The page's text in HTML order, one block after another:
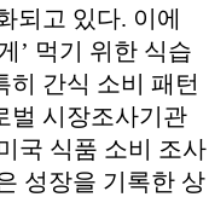
되고 있다. 이에
’ 먹기 위한 식습
히 간식 소비 패턴
벌 시장조사기관
국 식품 소비 조사
성장을 기록한 상